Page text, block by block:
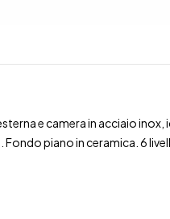
e camera in acciaio
piano in ceramica. 6